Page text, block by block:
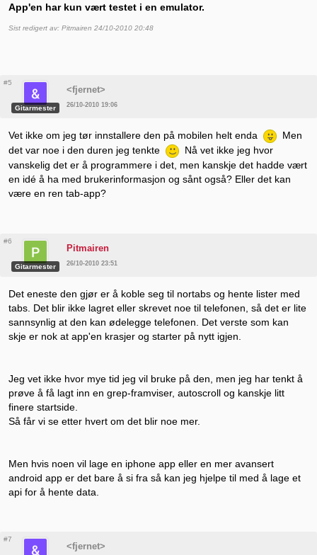
App'en har kun vært testet i en emulator.
Sist redigert av: Pitmairen 24/10-2010 20:48
#5
Gitarmester
<fjernet>
26/10-2010 19:06
Vet ikke om jeg tør innstallere den på mobilen helt enda
Men
det var noe i den duren jeg tenkte
Nå vet ikke jeg hvor
vanskelig det er å programmere i det, men kanskje det hadde vært
en idé å ha med brukerinformasjon og sånt også? Eller det kan
være en ren tab-app?
#6
Gitarmester
Pitmairen
26/10-2010 23:51
Det eneste den gjør er å koble seg til nortabs og hente lister med
tabs. Det blir ikke lagret eller skrevet noe til telefonen, så det er lite
sannsynlig at den kan ødelegge telefonen. Det verste som kan
skje er nok at app'en krasjer og starter på nytt igjen.
Jeg vet ikke hvor mye tid jeg vil bruke på den, men jeg har tenkt å
prøve å få lagt inn en grep-framviser, autoscroll og kanskje litt
finere startside.
Så får vi se etter hvert om det blir noe mer.
Men hvis noen vil lage en iphone app eller en mer avansert
android app er det bare å si fra så kan jeg hjelpe til med å lage et
api for å hente data.
#7
<fjernet>